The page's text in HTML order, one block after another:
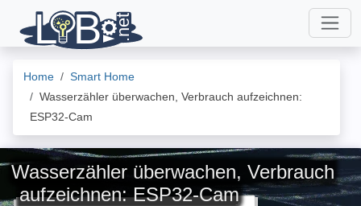
Home
Smart Home
Wasserzähler überwachen, Verbrauch aufzeichnen:
ESP32-Cam
Wasserzähler überwachen, Verbrauch
aufzeichnen: ESP32-Cam